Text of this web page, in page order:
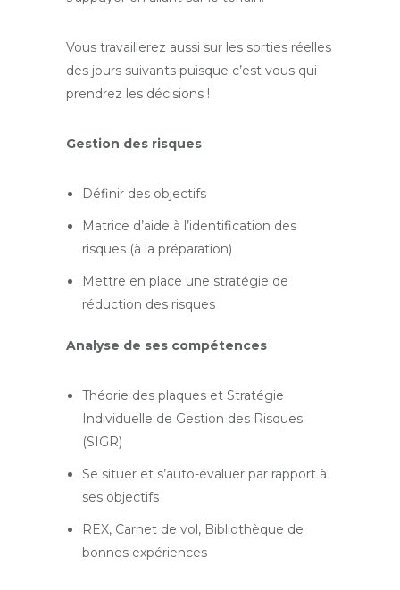
Vous travaillerez aussi sur les sorties réelles
des jours suivants puisque c’est vous qui
prendrez les décisions !
Gestion des risques
Définir des objectifs
Matrice d’aide à l’identification des
risques (à la préparation)
Mettre en place une stratégie de
réduction des risques
Analyse de ses compétences
Théorie des plaques et Stratégie
Individuelle de Gestion des Risques
(SIGR)
Se situer et s’auto-évaluer par rapport à
ses objectifs
REX, Carnet de vol, Bibliothèque de
bonnes expériences